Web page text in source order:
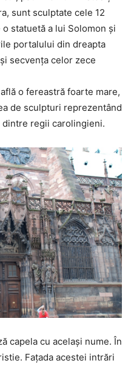
sunt sculptate cele 12
statuetă a lui Solomon şi
portalului din dreapta
secvenţa celor zece
o fereastră foarte mare,
de sculpturi reprezentând
regii carolingieni.
capela cu acelaşi nume. În
Faţada acestei intrări